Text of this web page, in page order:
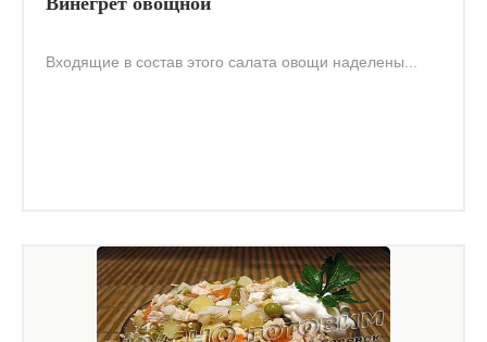
Входящие в состав этого салата овощи наделены...